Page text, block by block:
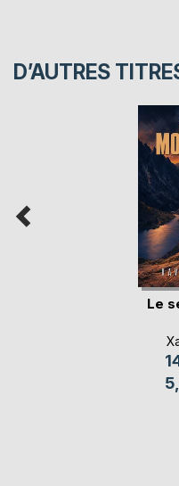
D’AUTRES
Le